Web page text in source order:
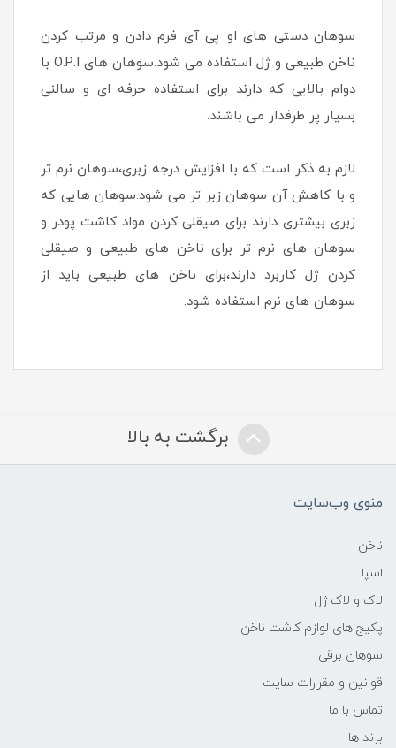
سوهان دستی های او پی آی فرم دادن و مرتب کردن
ناخن طبیعی و ژل استفاده می شود.سوهان های O.P.I با
دوام بالایی که دارند برای استفاده حرفه ای و سالنی
بسیار پر طرفدار می باشند.
لازم به ذکر است که با افزایش درجه زبری،سوهان نرم تر
و با کاهش آن سوهان زبر تر می شود.سوهان هایی که
زبری بیشتری دارند برای صیقلی کردن مواد کاشت پودر و
سوهان های نرم تر برای ناخن های طبیعی و صیقلی
کردن ژل کاربرد دارند،برای ناخن های طبیعی باید از
سوهان های نرم استفاده شود.
برگشت به بالا
منوی وب‌سایت
ناخن
اسپا
لاک و لاک ژل
پکیج های لوازم کاشت ناخن
سوهان برقی
قوانین و مقررات سایت
تماس با ما
برند ها